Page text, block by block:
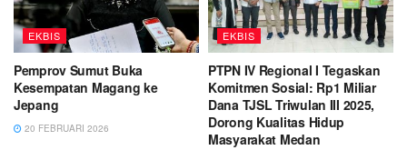
EKBIS
Pemprov Sumut Buka
Kesempatan Magang ke
Jepang
20 FEBRUARI 2026
EKBIS
PTPN IV Regional I Tegaskan
Komitmen Sosial: Rp1 Miliar
Dana TJSL Triwulan III 2025,
Dorong Kualitas Hidup
Masyarakat Medan